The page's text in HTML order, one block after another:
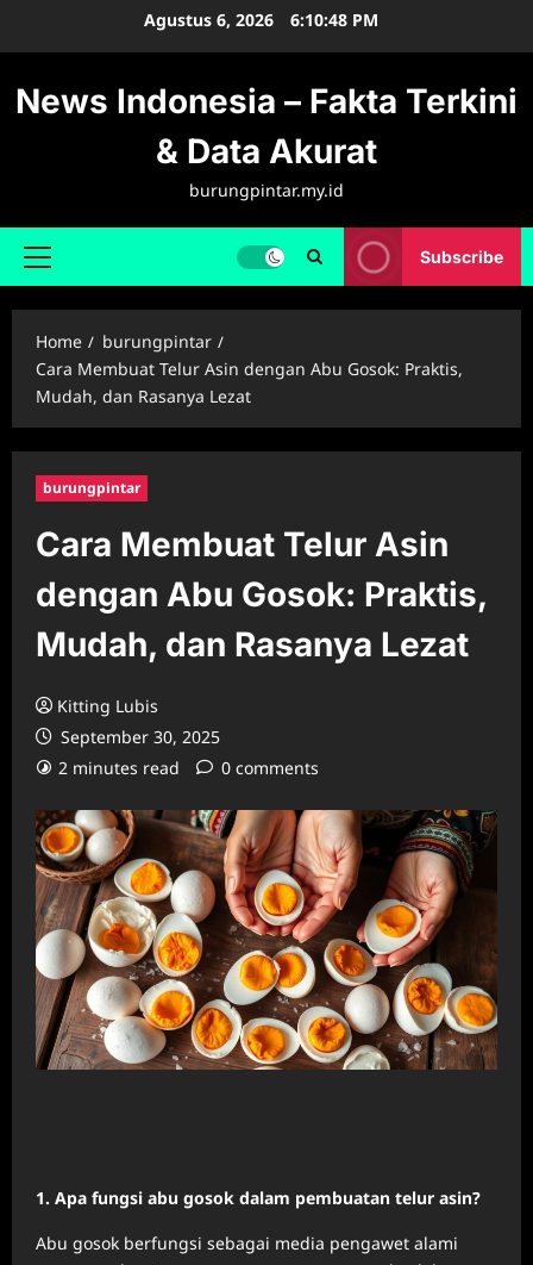
Agustus 6, 2026 6:10:48 PM
News Indonesia – Fakta Terkini
& Data Akurat
burungpintar.my.id
Primary
Subscribe
Home
burungpintar
Cara Membuat Telur Asin dengan Abu Gosok: Praktis,
Mudah, dan Rasanya Lezat
burungpintar
Cara Membuat Telur Asin
dengan Abu Gosok: Praktis,
Mudah, dan Rasanya Lezat
Kitting Lubis
September 30, 2025
2 minutes read
0 comments
1. Apa fungsi abu gosok dalam pembuatan telur asin?
Abu gosok berfungsi sebagai media pengawet alami